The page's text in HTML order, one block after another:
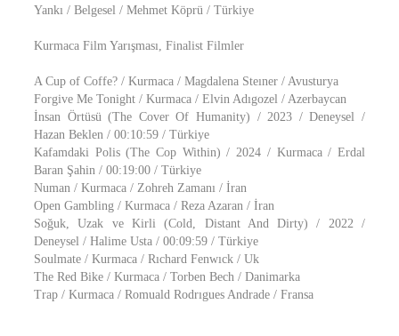
Yankı / Belgesel / Mehmet Köprü / Türkiye
Kurmaca Film Yarışması, Finalist Filmler
A Cup of Coffe? / Kurmaca / Magdalena Steıner / Avusturya
Forgive Me Tonight / Kurmaca / Elvin Adıgozel / Azerbaycan
İnsan Örtüsü (The Cover Of Humanity) / 2023 / Deneysel /
Hazan Beklen / 00:10:59 / Türkiye
Kafamdaki Polis (The Cop Within) / 2024 / Kurmaca / Erdal
Baran Şahin / 00:19:00 / Türkiye
Numan / Kurmaca / Zohreh Zamanı / İran
Open Gambling / Kurmaca / Reza Azaran / İran
Soğuk, Uzak ve Kirli (Cold, Distant And Dirty) / 2022 /
Deneysel / Halime Usta / 00:09:59 / Türkiye
Soulmate / Kurmaca / Rıchard Fenwıck / Uk
The Red Bike / Kurmaca / Torben Bech / Danimarka
Trap / Kurmaca / Romuald Rodrıgues Andrade / Fransa